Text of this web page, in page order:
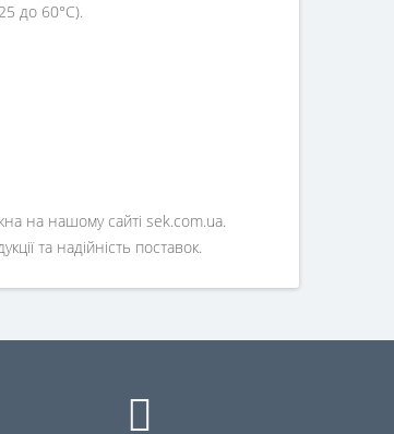
до 60°C).
на нашому сайті sek.com.ua.
та надійність поставок.